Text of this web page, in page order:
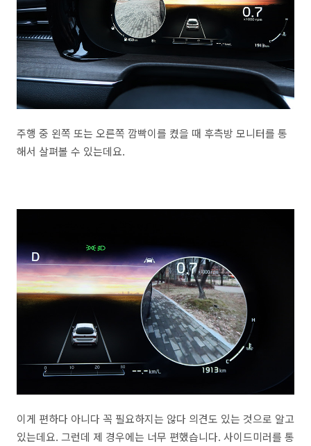
주행 중 왼쪽 또는 오른쪽 깜빡이를 켰을 때 후측방 모니터를 통
해서 살펴볼 수 있는데요.
이게 편하다 아니다 꼭 필요하지는 않다 의견도 있는 것으로 알고
있는데요. 그런데 제 경우에는 너무 편했습니다. 사이드미러를 통